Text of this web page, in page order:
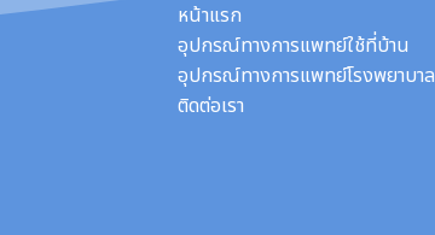
หน้าแรก
อุปกรณ์ทางการแพทย์ใช้ที่บ้าน
อุปกรณ์ทางการแพทย์โรงพยาบาล
ติดต่อเรา